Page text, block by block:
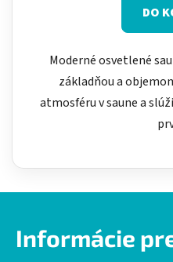
DO
Moderné osvetlené
základňou a
atmosféru v saune a
Informácie